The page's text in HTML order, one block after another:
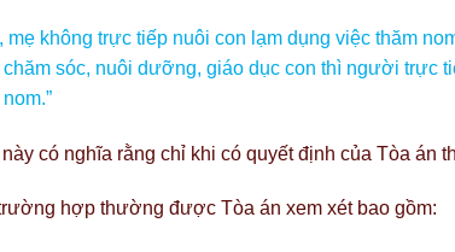
mẹ không trực tiếp nuôi con lạm dụng việc thăm
chăm sóc, nuôi dưỡng, giáo dục con thì người trực
có nghĩa rằng chỉ khi có quyết định của Tòa án
hợp thường được Tòa án xem xét bao gồm: